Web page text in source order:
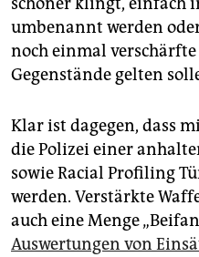
umbenannt werden
noch einmal
Gegenstände gelten
Klar ist dagegen, dass
die Polizei einer
sowie Racial Profiling
werden. Verstärkte
auch eine Menge
Auswertungen von